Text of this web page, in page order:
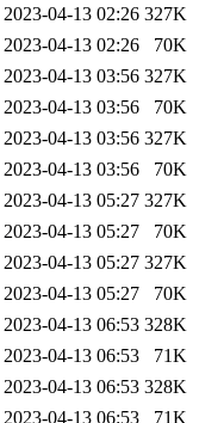
2023-04-13 02:26 327K
2023-04-13 02:26
70K
2023-04-13 03:56 327K
2023-04-13 03:56
70K
2023-04-13 03:56 327K
2023-04-13 03:56
70K
2023-04-13 05:27 327K
2023-04-13 05:27
70K
2023-04-13 05:27 327K
2023-04-13 05:27
70K
2023-04-13 06:53 328K
2023-04-13 06:53
71K
2023-04-13 06:53 328K
2023-04-13 06:53
71K